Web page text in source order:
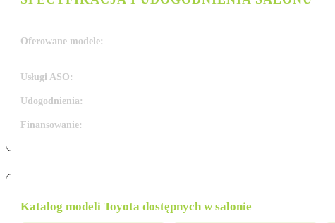
Oferowane modele:
Usługi ASO:
Udogodnienia:
Finansowanie:
Katalog modeli Toyota dostępnych w salonie